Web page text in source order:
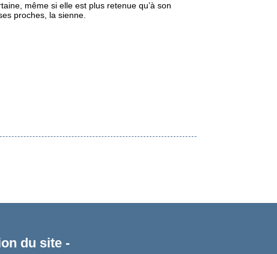
même si elle est plus retenue qu’à son
proches, la sienne.
du site -